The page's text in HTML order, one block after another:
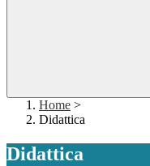
Home >
Didattica
Didattica